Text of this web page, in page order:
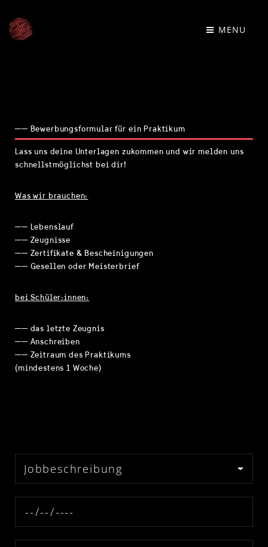
MENU
── Bewerbungsformular für ein Praktikum
Lass uns deine Unterlagen zukommen und wir melden uns
schnellstmöglichst bei dir!
Was wir brauchen:
── Lebenslauf
── Zeugnisse
── Zertifikate & Bescheinigungen
── Gesellen oder Meisterbrief
bei Schüler:innen:
── das letzte Zeugnis
── Anschreiben
── Zeitraum des Praktikums
(mindestens 1 Woche)